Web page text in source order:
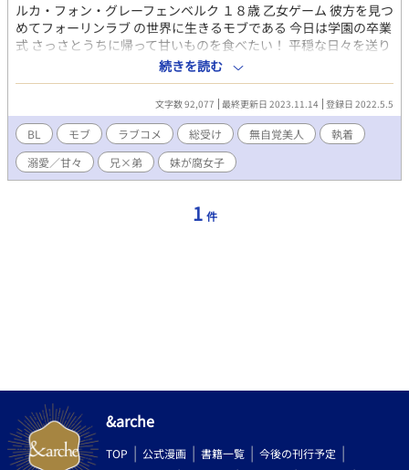
ルカ・フォン・グレーフェンベルク １８歳 乙女ゲーム 彼方を見つ
めてフォーリンラブ の世界に生きるモブである 今日は学園の卒業
式 さっさとうちに帰って甘いものを食べたい！ 平穏な日々を送り
たいと思うのに まさかまさかの展開に俺はどーしたらいいの
ー！？ 登場キャラにヤンデレというか割とやばいタイプの攻めが
出てくるのでご注意ください。 今後の展開で無理やりの挿入なし
描写もあります 注意書きになります タイトル再々変更しました。
腐女子出てきますので注意 勢いとノリで書いてるだけなのでご都
合主義になります。 なろうにも投稿開始 ゆるりと加筆修正中です
続きを読む
文字数 92,077 最終更新日 2023.11.14 登録日 2022.5.5
BL モブ ラブコメ 総受け 無自覚美人
執着
溺愛／甘々
兄×弟 妹が腐女子
1 件
&arche
TOP 公式漫画 書籍一覧
今後の刊行予定